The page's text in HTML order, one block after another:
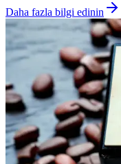
Daha fazla bilgi edinin